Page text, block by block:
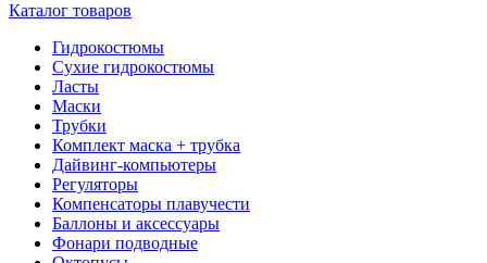
Каталог товаров
Гидрокостюмы
Сухие гидрокостюмы
Ласты
Маски
Трубки
Комплект маска + трубка
Дайвинг-компьютеры
Регуляторы
Компенсаторы плавучести
Баллоны и аксессуары
Фонари подводные